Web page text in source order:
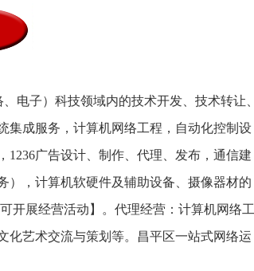
电子）科技领域内的技术开发、技术转让、
集成服务，计算机网络工程，自动化控制设
广告设计、制作、代理、发布，通信建
），计算机软硬件及辅助设备、摄像器材的
开展经营活动】。代理经营：计算机网络工
化艺术交流与策划等。昌平区一站式网络运